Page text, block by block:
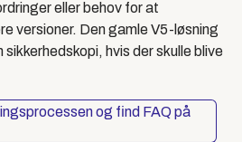
eller behov for at
versioner. Den gamle V5-løsning
hvis der skulle blive
og find FAQ på